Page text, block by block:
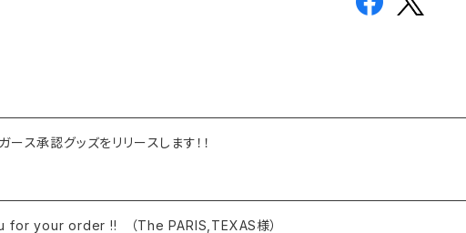
ス承認グッズをリリースします！！
for your order !! （The PARIS,TEXAS様）